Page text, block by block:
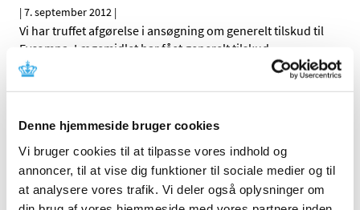
Denne hjemmeside bruger cookies
Vi bruger cookies til at tilpasse vores indhold og
annoncer, til at vise dig funktioner til sociale medier og til
at analysere vores trafik. Vi deler også oplysninger om
|7. september 2012 |
Vi har truffet afgørelse i ansøgning om generelt tilskud til
Fycompa. Lægemidlet har fået generelt tilskud.
Afgørelse om generelt tilskud til Hydromed
Vi har truffet afgørelse i ansøgningen om generelt tilskud
til Hydromed. Lægemidlet har fået generelt tilskud fra
Alle (546)